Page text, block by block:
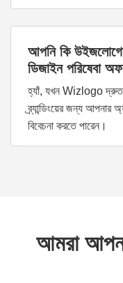
আপনি কি
ডিজাইন পরিষেবা
হ্যাঁ, যখন Wizlogo দ্রুত
ব্র্যান্ডিংয়ের জন্য আপনার
বিবেচনা করতে পারেন।
আমরা